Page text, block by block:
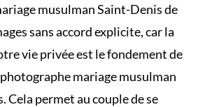
musulman Saint-Denis de
sans accord explicite, car la
vie privée est le fondement de
mariage musulman
Cela permet au couple de se